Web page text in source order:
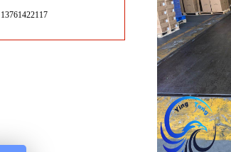
13761422117